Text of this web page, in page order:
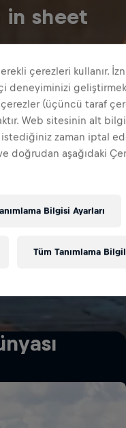
in sheet
Bull Editions
Marka ve Şirket
çerezleri kullanır.
deneyiminizi
çerezler (üçüncü taraf
Web sitesinin alt bilgi
istediğiniz zaman iptal
doğrudan aşağıdaki
Bilgisi Ayarları
Tüm Tanımlama